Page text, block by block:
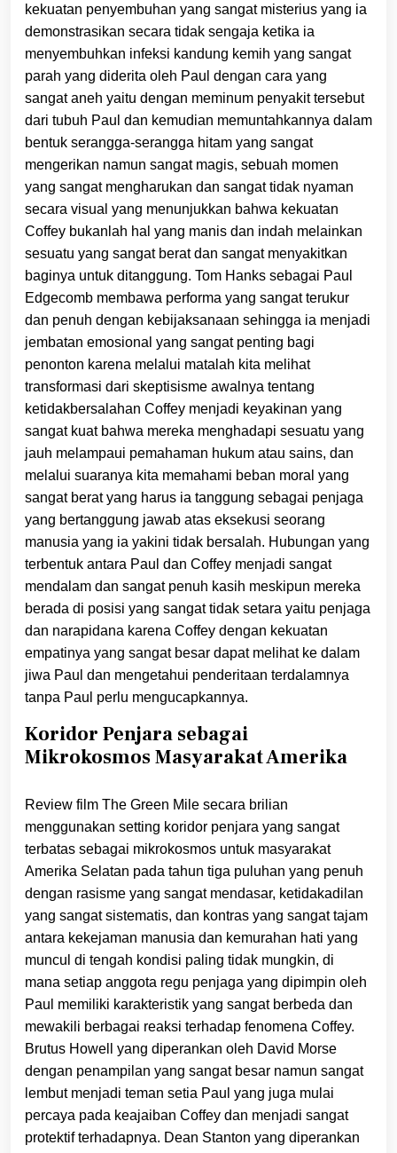
kekuatan penyembuhan yang sangat misterius yang ia
demonstrasikan secara tidak sengaja ketika ia
menyembuhkan infeksi kandung kemih yang sangat
parah yang diderita oleh Paul dengan cara yang
sangat aneh yaitu dengan meminum penyakit tersebut
dari tubuh Paul dan kemudian memuntahkannya dalam
bentuk serangga-serangga hitam yang sangat
mengerikan namun sangat magis, sebuah momen
yang sangat mengharukan dan sangat tidak nyaman
secara visual yang menunjukkan bahwa kekuatan
Coffey bukanlah hal yang manis dan indah melainkan
sesuatu yang sangat berat dan sangat menyakitkan
baginya untuk ditanggung. Tom Hanks sebagai Paul
Edgecomb membawa performa yang sangat terukur
dan penuh dengan kebijaksanaan sehingga ia menjadi
jembatan emosional yang sangat penting bagi
penonton karena melalui matalah kita melihat
transformasi dari skeptisisme awalnya tentang
ketidakbersalahan Coffey menjadi keyakinan yang
sangat kuat bahwa mereka menghadapi sesuatu yang
jauh melampaui pemahaman hukum atau sains, dan
melalui suaranya kita memahami beban moral yang
sangat berat yang harus ia tanggung sebagai penjaga
yang bertanggung jawab atas eksekusi seorang
manusia yang ia yakini tidak bersalah. Hubungan yang
terbentuk antara Paul dan Coffey menjadi sangat
mendalam dan sangat penuh kasih meskipun mereka
berada di posisi yang sangat tidak setara yaitu penjaga
dan narapidana karena Coffey dengan kekuatan
empatinya yang sangat besar dapat melihat ke dalam
jiwa Paul dan mengetahui penderitaan terdalamnya
tanpa Paul perlu mengucapkannya.
Koridor Penjara sebagai
Mikrokosmos Masyarakat Amerika
Review film The Green Mile secara brilian
menggunakan setting koridor penjara yang sangat
terbatas sebagai mikrokosmos untuk masyarakat
Amerika Selatan pada tahun tiga puluhan yang penuh
dengan rasisme yang sangat mendasar, ketidakadilan
yang sangat sistematis, dan kontras yang sangat tajam
antara kekejaman manusia dan kemurahan hati yang
muncul di tengah kondisi paling tidak mungkin, di
mana setiap anggota regu penjaga yang dipimpin oleh
Paul memiliki karakteristik yang sangat berbeda dan
mewakili berbagai reaksi terhadap fenomena Coffey.
Brutus Howell yang diperankan oleh David Morse
dengan penampilan yang sangat besar namun sangat
lembut menjadi teman setia Paul yang juga mulai
percaya pada keajaiban Coffey dan menjadi sangat
protektif terhadapnya. Dean Stanton yang diperankan